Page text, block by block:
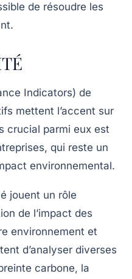
de résoudre les
Indicators) de
mettent l’accent sur
crucial parmi eux est
qui reste un
environnemental.
jouent un rôle
de l’impact des
environnement et
d’analyser diverses
carbone, la